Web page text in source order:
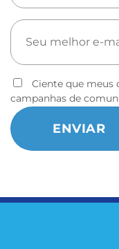
Ciente que meus
campanhas de